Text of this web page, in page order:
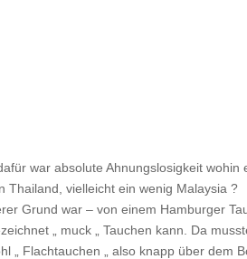
war absolute Ahnungslosigkeit wohin
Thailand, vielleicht ein wenig Malaysia ?
Grund war – von einem Hamburger
„ muck „ Tauchen kann. Da
„ Flachtauchen „ also knapp über dem